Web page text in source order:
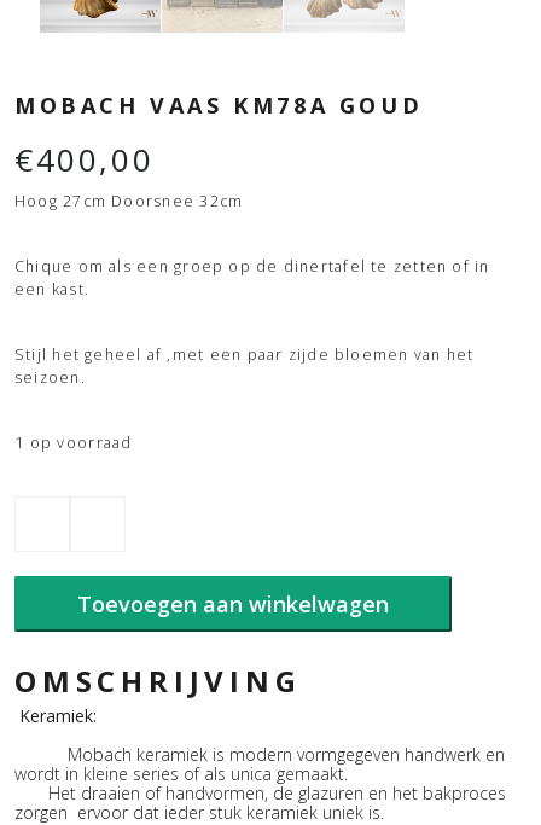
MOBACH VAAS KM78A GOUD
€400,00
Hoog 27cm Doorsnee 32cm
Chique om als een groep op de dinertafel te zetten of in
een kast.
Stijl het geheel af ,met een paar zijde bloemen van het
seizoen.
1 op voorraad
Toevoegen aan winkelwagen
OMSCHRIJVING
Keramiek:
Mobach keramiek is modern vormgegeven handwerk en
wordt in kleine series of als unica gemaakt.
Het draaien of handvormen, de glazuren en het bakproces
zorgen ervoor dat ieder stuk keramiek uniek is.